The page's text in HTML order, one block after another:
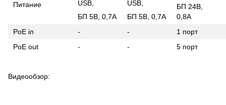
Питание
USB,
БП 5В, 0,7А
USB,
БП 5В, 0,7А
БП 24В,
0,8А
PoE in
- -
1 порт
PoE out
- - 5 порт
Видеообзор: